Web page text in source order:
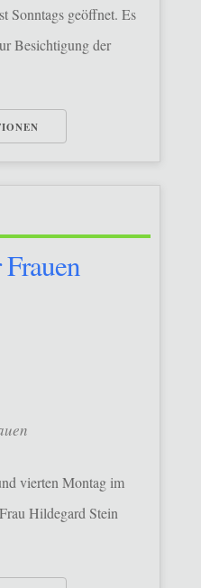
Sonntags geöffnet. Es
Besichtigung der
vierten Montag im
Hildegard Stein